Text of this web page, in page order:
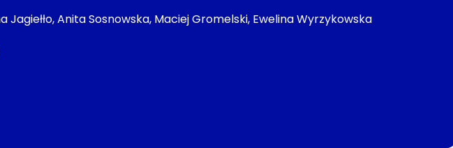
Jagiełło, Anita Sosnowska, Maciej Gromelski, Ewelina Wyrzykowska